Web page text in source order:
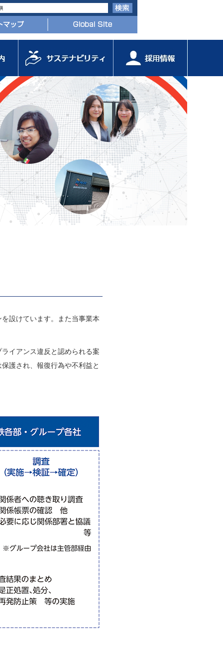
設けています。また当事業本
イアンス違反と認められる案
護され、報復行為や不利益と